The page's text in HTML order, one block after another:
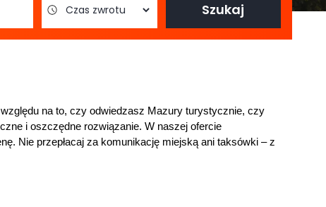
Szukaj
na to, czy odwiedzasz Mazury turystycznie, czy
i oszczędne rozwiązanie. W naszej ofercie
Nie przepłacaj za komunikację miejską ani taksówki – z